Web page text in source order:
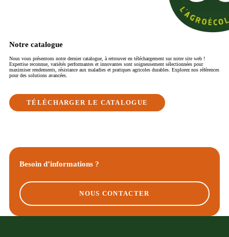
Notre catalogue
Nous vous présentons notre dernier catalogue, à retrouver en téléchargement sur notre site web !
Expertise reconnue, variétés performantes et innovantes sont soigneusement sélectionnées pour
maximiser rendements, résistance aux maladies et pratiques agricoles durables. Explorez nos références
pour des solutions avancées.
TÉLÉCHARGER LE CATALOGUE
Besoin d’informations ?
NOUS CONTACTER